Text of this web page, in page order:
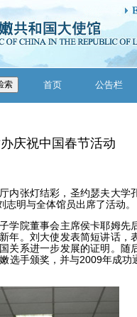
首页 公告栏
庆祝中国春节活动
张灯结彩，圣约瑟夫大学
明与全体馆员出席了活动。
院董事会主席侯卡耶姆先
年。刘大使发表简短讲话，
关系进一步发展的证明。随
选手颁奖，并与2009年成功